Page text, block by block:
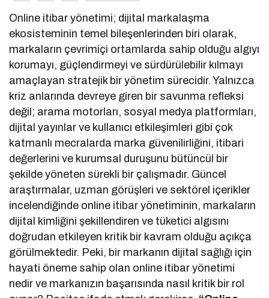
Online itibar yönetimi; dijital markalaşma
ekosisteminin temel bileşenlerinden biri olarak,
markaların çevrimiçi ortamlarda sahip olduğu algıyı
korumayı, güçlendirmeyi ve sürdürülebilir kılmayı
amaçlayan stratejik bir yönetim sürecidir. Yalnızca
kriz anlarında devreye giren bir savunma refleksi
değil; arama motorları, sosyal medya platformları,
dijital yayınlar ve kullanıcı etkileşimleri gibi çok
katmanlı mecralarda marka güvenilirliğini, itibari
değerlerini ve kurumsal duruşunu bütüncül bir
şekilde yöneten sürekli bir çalışmadır. Güncel
araştırmalar, uzman görüşleri ve sektörel içerikler
incelendiğinde online itibar yönetiminin, markaların
dijital kimliğini şekillendiren ve tüketici algısını
doğrudan etkileyen kritik bir kavram olduğu açıkça
görülmektedir. Peki, bir markanın dijital sağlığı için
hayati öneme sahip olan online itibar yönetimi
nedir ve markanızın başarısında nasıl kritik bir rol